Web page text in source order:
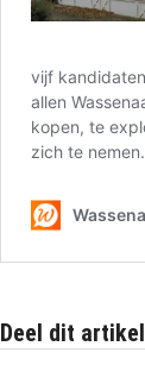
Deel dit artikel